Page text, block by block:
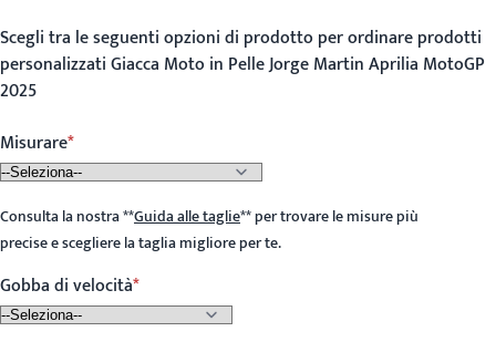
Scegli tra le seguenti opzioni di prodotto per ordinare prodotti
personalizzati Giacca Moto in Pelle Jorge Martin Aprilia MotoGP
2025
Misurare
Consulta la nostra**Guida alle taglie**per trovare le misure più
precise e scegliere la taglia migliore per te.
Gobba di velocità